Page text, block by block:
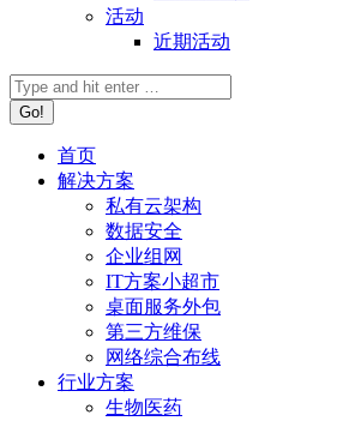
活动
近期活动
首页
解决方案
私有云架构
数据安全
企业组网
IT方案小超市
桌面服务外包
第三方维保
网络综合布线
行业方案
生物医药